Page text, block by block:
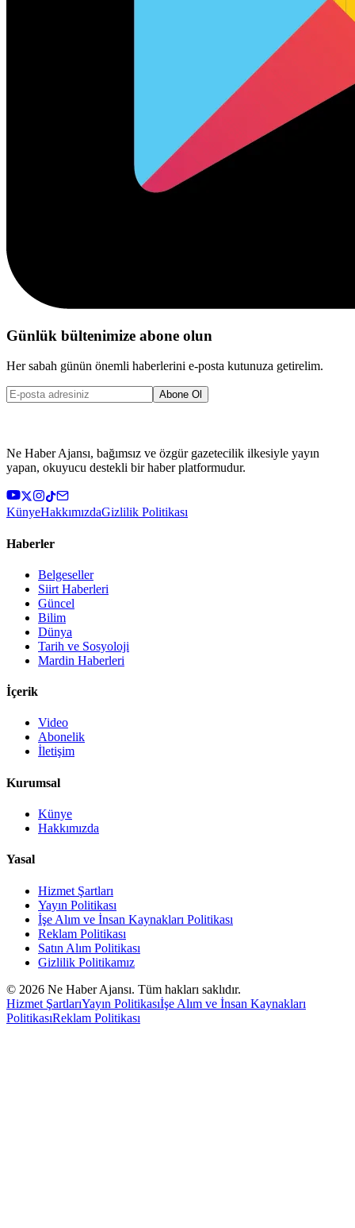
Günlük bültenimize abone olun
Her sabah günün önemli haberlerini e-posta kutunuza getirelim.
Abone Ol
Ne Haber Ajansı, bağımsız ve özgür gazetecilik ilkesiyle yayın
yapan, okuyucu destekli bir haber platformudur.
KünyeHakkımızdaGizlilik Politikası
Haberler
Belgeseller
Siirt Haberleri
Güncel
Bilim
Dünya
Tarih ve Sosyoloji
Mardin Haberleri
İçerik
Video
Abonelik
İletişim
Kurumsal
Künye
Hakkımızda
Yasal
Hizmet Şartları
Yayın Politikası
İşe Alım ve İnsan Kaynakları Politikası
Reklam Politikası
Satın Alım Politikası
Gizlilik Politikamız
© 2026 Ne Haber Ajansı. Tüm hakları saklıdır.
Hizmet ŞartlarıYayın Politikasıİşe Alım ve İnsan Kaynakları
PolitikasıReklam Politikası